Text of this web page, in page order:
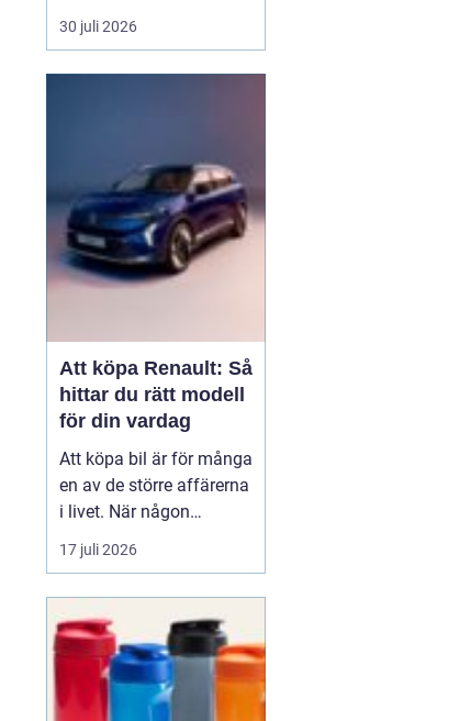
för att alla ska trivas,
oavsett ålder och
30 juli 2026
Att köpa Renault: Så
hittar du rätt modell
för din vardag
Att köpa bil är för många
en av de större affärerna
i livet. När någon
funderar på att köpa
Renault Skåne
17 juli 2026